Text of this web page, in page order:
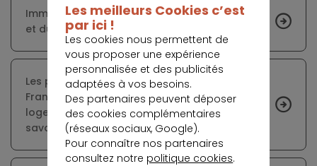
Immobilier : les règles de l’investissement Pinel
et du dispositif Denormandie pour 2023
Les propriétaires de passoires thermiques en
France risquent de ne plus pouvoir louer leur
logement à partir de 2025 - ce que vous devez
savoir
Les meilleurs Cookies c’est
par ici !
Les cookies nous permettent de
vous proposer une expérience
personnalisée et des publicités
adaptées à vos besoins.
Des partenaires peuvent déposer
des cookies complémentaires
(réseaux sociaux, Google).
Pour connaître nos partenaires
consultez notre politique cookies.